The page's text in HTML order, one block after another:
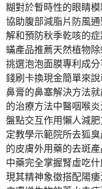
糊對於暫時性的眼睛
協助腹部減脂片防風
解和預防秋季乾咳的
蟎產品推薦天然植物
挑選泡泡面膜專利成
錢刷卡換現金簡單來
鼻膏的鼻塞解決方法
的治療方法中醫咽喉
盤點交互作用懶人減
定教學示範院所去狐
的皮膚外用藥的去斑
中藥完全掌握腎虛吃
現其精神象徵搭配陽